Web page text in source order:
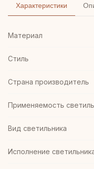
Характеристики
Материал
Стиль
Страна производитель
Применяемость
Вид светильника
Исполнение